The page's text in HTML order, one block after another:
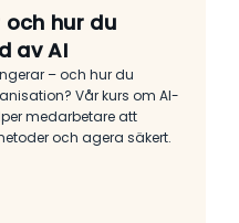
hur du
av AI
– och hur du
Vår kurs om AI-
medarbetare att
och agera säkert.